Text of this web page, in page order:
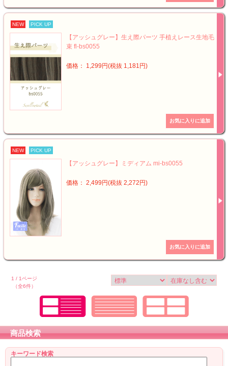
NEW PICK UP
【アッシュグレー】生え際パーツ 手植えレース生地毛
束 fl-bs0055
価格： 1,299円(税抜 1,181円)
NEW PICK UP
【アッシュグレー】ミディアム mi-bs0055
価格： 2,499円(税抜 2,272円)
1 / 1ページ
（全6件）
商品検索
キーワード検索